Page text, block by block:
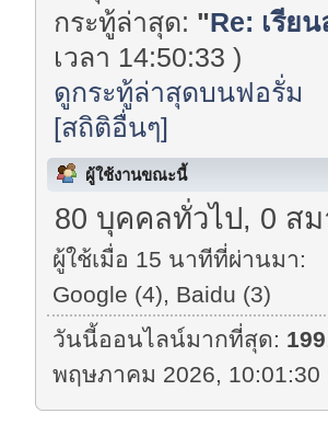
กระทู้ล่าสุด: "Re: เรีย
เวลา 14:50:33 )
ดูกระทู้ล่าสุดบนฟอรั่ม
[สถิติอื่นๆ]
ผู้ใช้งานขณะนี้
80 บุคคลทั่วไป, 0 ส
ผู้ใช้เมื่อ 15 นาทีที่ผ่านมา:
Google (4), Baidu (3)
วันนี้ออนไลน์มากที่สุด: 199
พฤษภาคม 2026, 10:01:30